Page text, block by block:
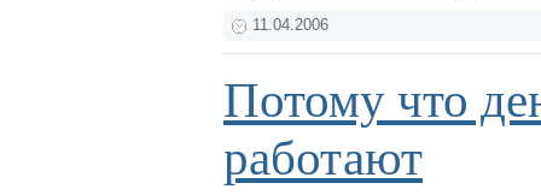
11.04.2006
Потому что
работают